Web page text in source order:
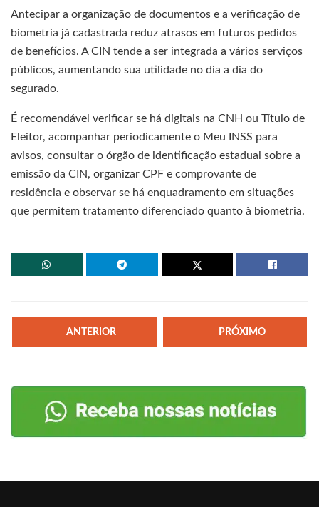
Antecipar a organização de documentos e a verificação de
biometria já cadastrada reduz atrasos em futuros pedidos
de benefícios. A CIN tende a ser integrada a vários serviços
públicos, aumentando sua utilidade no dia a dia do
segurado.
É recomendável verificar se há digitais na CNH ou Título de
Eleitor, acompanhar periodicamente o Meu INSS para
avisos, consultar o órgão de identificação estadual sobre a
emissão da CIN, organizar CPF e comprovante de
residência e observar se há enquadramento em situações
que permitem tratamento diferenciado quanto à biometria.
ANTERIOR PRÓXIMO